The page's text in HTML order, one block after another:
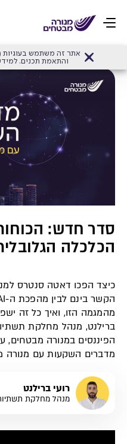
והתאמת תכנים.
> תוכניות חיסכון והשקעה >
סדר חדש:
הכלכלה
כיצד הפכו דאטה סנטרס
מהמגמה הזו, ואיך כל זה
ברילנט, מנהל מחלקת
הפיננסים במנורה
מדברים השקעות עם מנורה
רועי ברילנט
מנהל מחלקת